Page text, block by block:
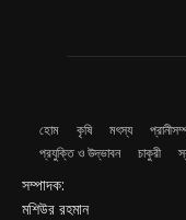
হোম কৃষি মৎস্য
প্রযুক্তি ও উদ্ভাবন
চাকুরী
সম্পাদক:
মশিউর রহমান